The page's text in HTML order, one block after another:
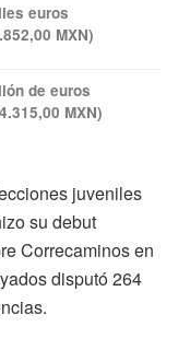
euros
MXN)
de euros
MXN)
juveniles
su debut
Correcaminos en
disputó 264